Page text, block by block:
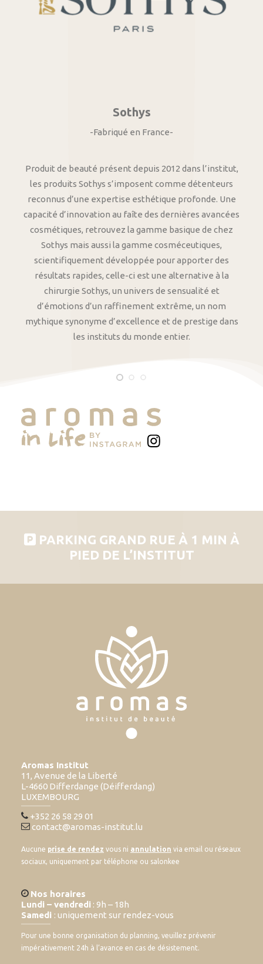
Sothys
-Fabriqué en France-
Produit de beauté présent depuis 2012 dans l’institut,
les produits Sothys s’imposent comme détenteurs
reconnus d’une expertise esthétique profonde. Une
capacité d’innovation au faîte des dernières avancées
cosmétiques, retrouvez la gamme basique de chez
Sothys mais aussi la gamme cosméceutiques,
scientifiquement développée pour apporter des
résultats rapides, celle-ci est une alternative à la
chirurgie Sothys, un univers de sensualité et
d’émotions d’un raffinement extrême, un nom
mythique synonyme d’excellence et de prestige dans
les instituts du monde entier.
PARKING GRAND RUE À 1 MIN À
PIED DE L’INSTITUT
Aromas Institut
11, Avenue de la Liberté
L-4660 Differdange (Déifferdang)
LUXEMBOURG
+352 26 58 29 01
contact@aromas-institut.lu
Aucune prise de rendez vous ni annulation via email ou réseaux
sociaux, uniquement par téléphone ou salonkee
Nos horaires
Lundi – vendredi : 9h – 18h
Samedi : uniquement sur rendez-vous
Pour une bonne organisation du planning, veuillez prévenir
impérativement 24h à l’avance en cas de désistement.